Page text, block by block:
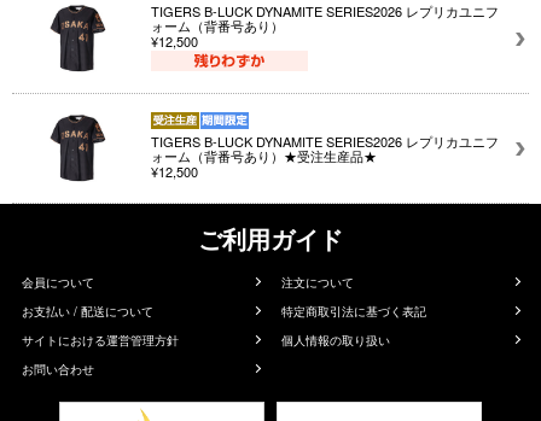
TIGERS B-LUCK DYNAMITE SERIES2026 レプリカユニフ
ォーム（背番号あり）
¥12,500
TIGERS B-LUCK DYNAMITE SERIES2026 レプリカユニフ
ォーム（背番号あり）★受注生産品★
¥12,500
ご利用ガイド
会員について
注文について
お支払い / 配送について
特定商取引法に基づく表記
サイトにおける運営管理方針
個人情報の取り扱い
お問い合わせ